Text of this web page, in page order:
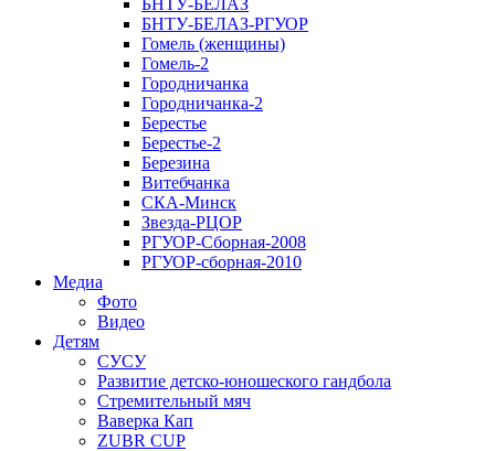
БНТУ-БЕЛАЗ
БНТУ-БЕЛАЗ-РГУОР
Гомель (женщины)
Гомель-2
Городничанка
Городничанка-2
Берестье
Берестье-2
Березина
Витебчанка
СКА-Минск
Звезда-РЦОР
РГУОР-Сборная-2008
РГУОР-сборная-2010
Медиа
Фото
Видео
Детям
СУСУ
Развитие детско-юношеского гандбола
Стремительный мяч
Ваверка Кап
ZUBR CUP